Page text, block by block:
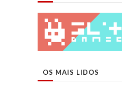
OS MAIS LIDOS